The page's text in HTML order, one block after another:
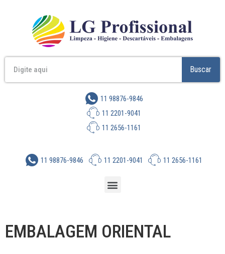
Buscar
11 98876-9846
11 2201-9041
11 2656-1161
11 98876-9846 11 2201-9041 11 2656-1161
EMBALAGEM ORIENTAL